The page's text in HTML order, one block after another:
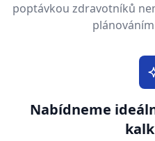
poptávkou zdravotníků
Nabídneme